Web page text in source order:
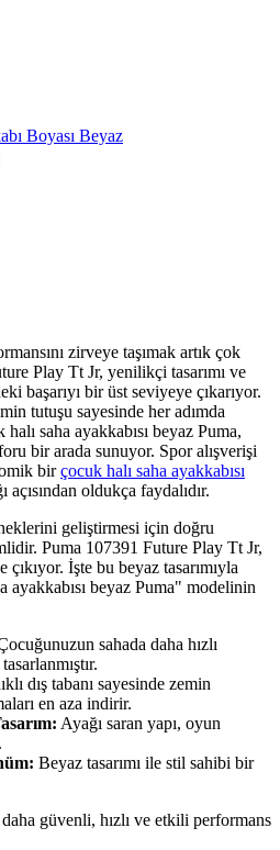
Boyası Beyaz
zirveye taşımak artık çok
Play Tt Jr, yenilikçi tasarımı ve
başarıyı bir üst seviyeye çıkarıyor.
tutuşu sayesinde her adımda
saha ayakkabısı beyaz Puma,
bir arada sunuyor. Spor alışverişi
birçocuk halı saha ayakkabısı
açısından oldukça faydalıdır.
geliştirmesi için doğru
Puma 107391 Future Play Tt Jr,
İşte bu beyaz tasarımıyla
ayakkabısı beyaz Puma" modelinin
sahada daha hızlı
dış tabanı sayesinde zemin
en aza indirir.
Ayağı saran yapı, oyun
Beyaz tasarımı ile stil sahibi bir
güvenli, hızlı ve etkili performans